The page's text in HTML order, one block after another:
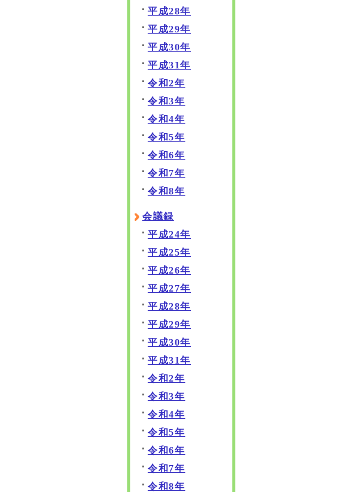
平成28年
平成29年
平成30年
平成31年
令和2年
令和3年
令和4年
令和5年
令和6年
令和7年
令和8年
会議録
平成24年
平成25年
平成26年
平成27年
平成28年
平成29年
平成30年
平成31年
令和2年
令和3年
令和4年
令和5年
令和6年
令和7年
令和8年